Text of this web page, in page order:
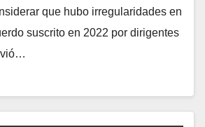
que hubo irregularidades en
suscrito en 2022 por dirigentes